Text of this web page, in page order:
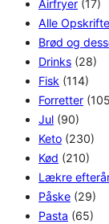
Airfryer (17)
Alle
Brød og
Drinks (28)
Fisk (114)
Forretter
Jul (90)
Keto (230)
Kød (210)
Lækre
Påske (29)
Pasta (65)